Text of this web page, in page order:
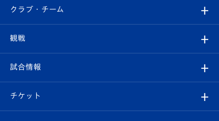
すべて
クラブ
試合情報
クラブ・チーム
クラブ概要
エンブレム紹介
観戦
観戦ルール
はじめての観戦ガイド
試合情報
試合日程/結果
チケット